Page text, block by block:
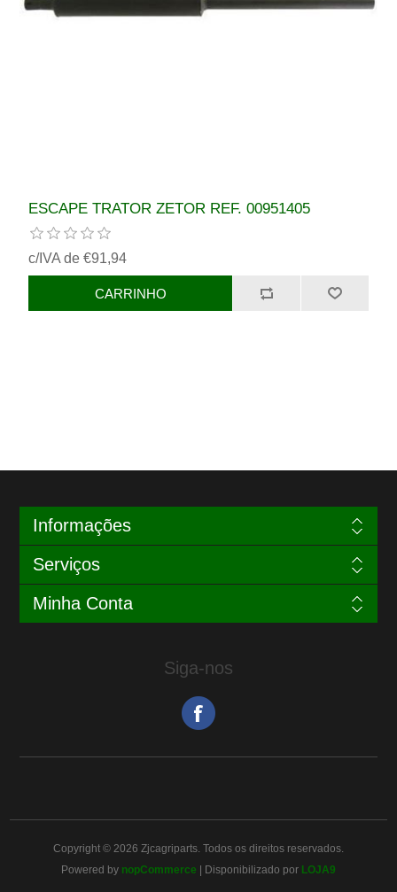
ESCAPE TRATOR ZETOR REF. 00951405
c/IVA de €91,94
Informações
Serviços
Minha Conta
Siga-nos
Copyright © 2026 Zjcagriparts. Todos os direitos reservados.
Powered by nopCommerce | Disponibilizado por LOJA9